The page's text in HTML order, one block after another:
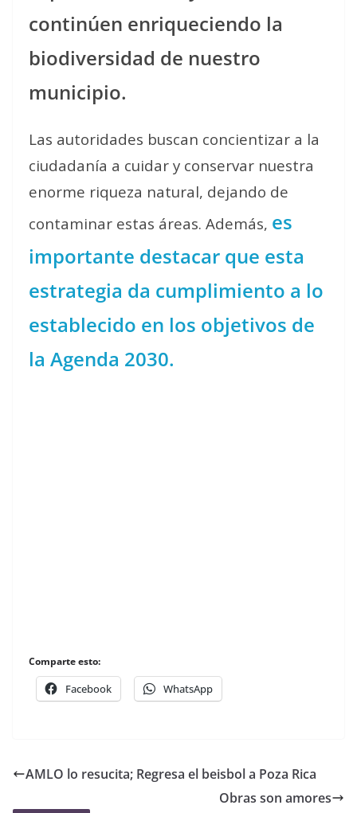
continúen enriqueciendo la
biodiversidad de nuestro
municipio.
Las autoridades buscan concientizar a la
ciudadanía a cuidar y conservar nuestra
enorme riqueza natural, dejando de
contaminar estas áreas. Además, es
importante destacar que esta
estrategia da cumplimiento a lo
establecido en los objetivos de
la Agenda 2030.
Comparte esto:
Facebook WhatsApp
AMLO lo resucita; Regresa el beisbol a Poza Rica
Obras son amores